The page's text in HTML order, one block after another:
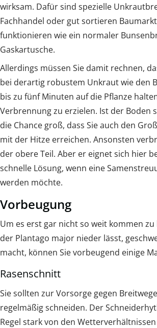
wirksam. Dafür sind spezielle
Fachhandel oder gut sortieren
funktionieren wie ein normaler
Gaskartusche.
Allerdings müssen Sie damit rechnen,
bei derartig robustem Unkraut wie den
bis zu fünf Minuten auf die Pflanze
Verbrennung zu erzielen. Ist der Boden
die Chance groß, dass Sie auch den
mit der Hitze erreichen. Ansonsten
der obere Teil. Aber er eignet sich hier
schnelle Lösung, wenn eine
werden möchte.
Vorbeugung
Um es erst gar nicht so weit kommen zu
der Plantago major nieder lässt,
macht, können Sie vorbeugend einige
Rasenschnitt
Sie sollten zur Vorsorge gegen
regelmäßig schneiden. Der
Regel stark von den